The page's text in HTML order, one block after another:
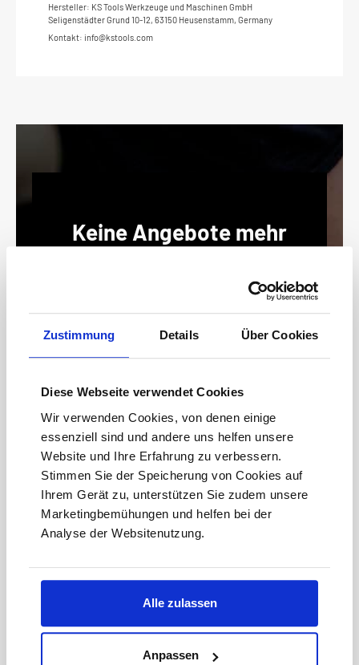
Zustimmung Details Über Cookies
Diese Webseite verwendet Cookies
Wir verwenden Cookies, von denen einige
essenziell sind und andere uns helfen unsere
Website und Ihre Erfahrung zu verbessern.
Stimmen Sie der Speicherung von Cookies auf
Ihrem Gerät zu, unterstützen Sie zudem unsere
Marketingbemühungen und helfen bei der
Analyse der Websitenutzung.
Alle zulassen
Anpassen
Hersteller: KS Tools Werkzeuge und Maschinen GmbH
Seligenstädter Grund 10-12, 63150 Heusenstamm, Germany
Kontakt: info@kstools.com
Keine Angebote mehr
verpassen!
Newsletter und erhalten Sie Informationen zu
Aktionen und Rabatten frühzeitig. Sichern Sie
sich zusätzlich einen 15€ Gutschein* für Ihren
Mail-
Adresse*
anmelden
* Der Gutschein ist ab einem Warenwert von 200 € einlösbar.
Datenschutzbestimmungen. Alle Daten werden vertraulich